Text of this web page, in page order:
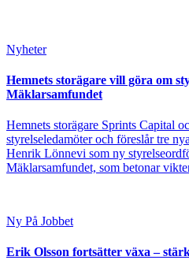
Nyheter
Hemnets storägare vill göra om
Mäklarsamfundet
Hemnets storägare Sprints Capital
styrelseledamöter och föreslår tre
Henrik Lönnevi som ny
Mäklarsamfundet, som betonar
Ny På Jobbet
Erik Olsson fortsätter växa –